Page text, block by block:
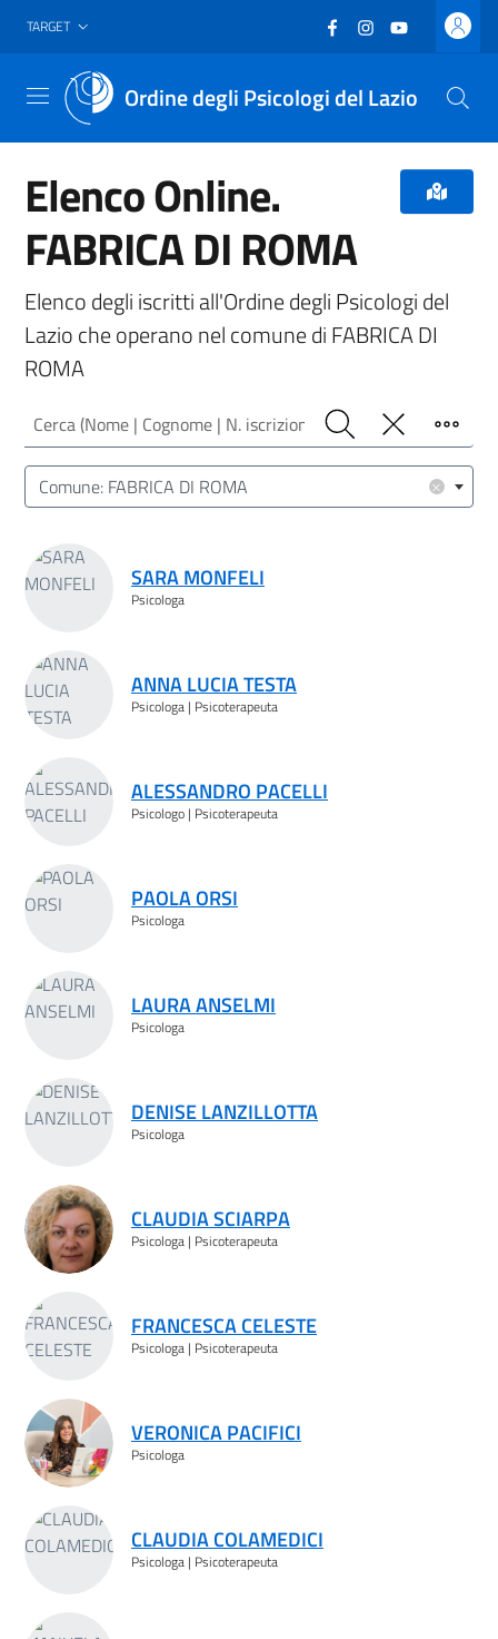
Vai al header
Vai al contenuto principale
Vai al footer
TARGET Facebook
(nuova scheda -
Instagram
(nuova scheda
YouTube
(nuova
Ordine degli Psicologi del Lazio
Menu
Elenco Online.
FABRICA DI ROMA
Elenco degli iscritti all'Ordine degli Psicologi del
Lazio che operano nel comune di FABRICA DI
ROMA
Cerca (Nome | Cognome | N. iscrizione)
Cerca PulisciFiltro
Luogo (CAP | Comune | Provincia)
×
Comune: FABRICA DI ROMA
Risultati ricerca
SARA MONFELI
Psicologa
ANNA LUCIA TESTA
Psicologa | Psicoterapeuta
ALESSANDRO PACELLI
Psicologo | Psicoterapeuta
PAOLA ORSI
Psicologa
LAURA ANSELMI
Psicologa
DENISE LANZILLOTTA
Psicologa
CLAUDIA SCIARPA
Psicologa | Psicoterapeuta
FRANCESCA CELESTE
Psicologa | Psicoterapeuta
VERONICA PACIFICI
Psicologa
CLAUDIA COLAMEDICI
Psicologa | Psicoterapeuta